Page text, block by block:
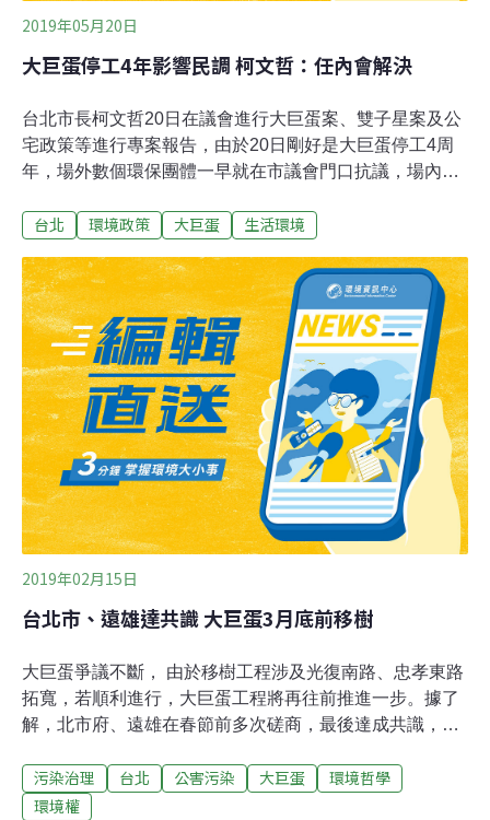
2019年05月20日
大巨蛋停工4年影響民調 柯文哲：任內會解決
台北市長柯文哲20日在議會進行大巨蛋案、雙子星案及公
宅政策等進行專案報告，由於20日剛好是大巨蛋停工4周
年，場外數個環保團體一早就在市議會門口抗議，場內市
嗎？柯回「當然當然」。2015年5月20日台北市政府都市
工，迄今已滿4年，市議會排定20日上午進行大巨蛋專案
報告。據蘋果日報報導，柯文哲案報告時強調，大巨蛋不
是他蓋的，他是來善後，不過抱怨也沒有用，若拆得掉他
一定會拆，但台灣是法治國家，對方要假扣押我們要反假
扣押就陷入無止盡糾紛，他的態度是建造一個合法安全可
接受的大巨蛋，他的立場仍是不刁難不放水，現進行都
審、環評差異分析程序，若完成程序就可復工。 柯文哲
表示，都審過程全程公開讓社會檢視，公開透明可減少很
多併發症，至於外界質疑大巨蛋現在看起來有施工，這是
法院基於公安理由的附帶條件，14項法
台北 環境政策 大巨蛋 生活環境
2019年02月15日
台北市、遠雄達共識 大巨蛋3月底前移樹
大巨蛋爭議不斷， 由於移樹工程涉及光復南路、忠孝東路
拓寬，若順利進行，大巨蛋工程將再往前推進一步。據了
解，北市府、遠雄在春節前多次磋商，最後達成共識，重
點從原本的台北流行音樂中心，改為大巨蛋園區內。大巨
蛋籌備處副執行長陳世浩表示，移樹計畫正由公園處審
污染治理 台北 公害污染 大巨蛋
環境哲學
環境權